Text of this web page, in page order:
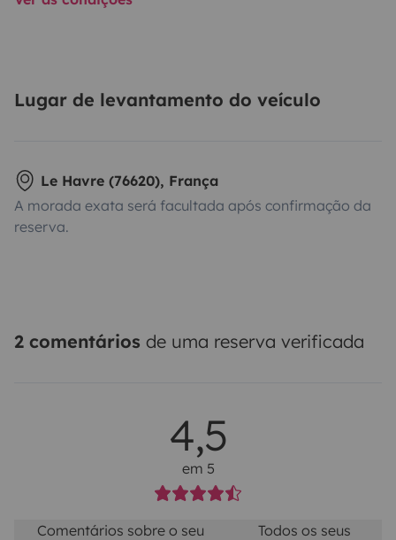
Lugar de levantamento do veículo
Le Havre (76620), França
A morada exata será facultada após confirmação da
reserva.
2 comentários de uma reserva verificada
4,5
em 5
Comentários sobre o seu
Todos os seus